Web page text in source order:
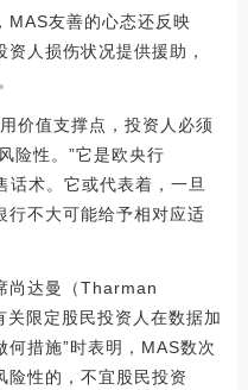
MAS友善的心态还反映
人损伤状况提供援助，
价值支撑点，投资人必须
险性。”它是欧央行
话术。它或代表着，一旦
行不大可能给予相对应适
尚达曼（Tharman
限定股民投资人在数据加
措施”时表明，MAS数次
险性的，不宜股民投资